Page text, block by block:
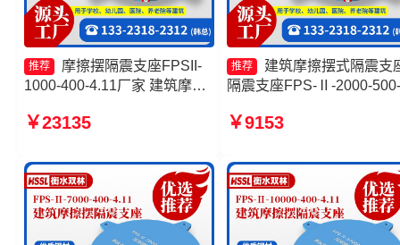
推荐
摩擦摆隔震支座FPSII-
1000-400-4.11厂家 建筑摩擦
隔震支座FPSII-7000-400-
座源头工厂
￥23135
推荐
建筑摩擦摆式隔震支
隔震支座FPS-Ⅱ-2000-500-
FPSII-6000-300-3.48 摩擦
3.81
￥9153